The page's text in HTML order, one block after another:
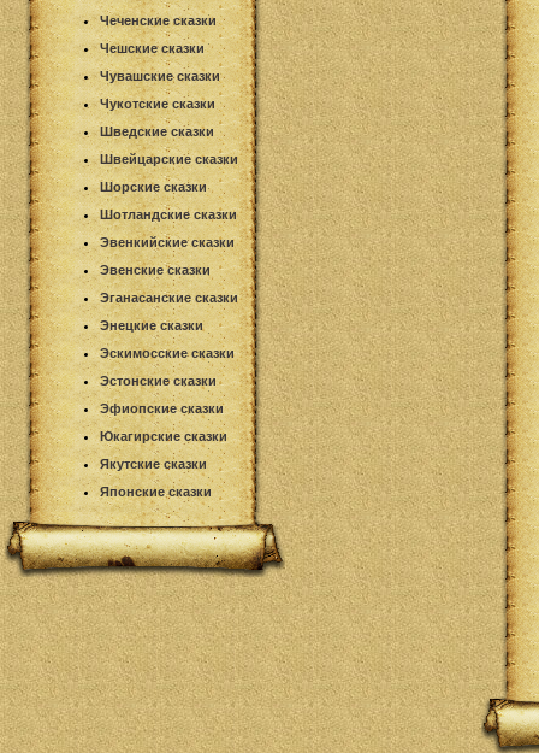
Чеченские сказки
Чешские сказки
Чувашские сказки
Чукотские сказки
Шведские сказки
Швейцарские сказки
Шорские сказки
Шотландские сказки
Эвенкийские сказки
Эвенские сказки
Эганасанские сказки
Энецкие сказки
Эскимосские сказки
Эстонские сказки
Эфиопские сказки
Юкагирские сказки
Якутские сказки
Японские сказки